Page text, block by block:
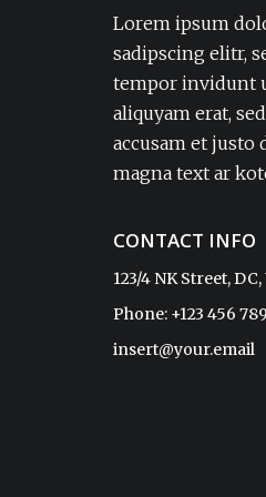
Lorem ipsum
sadipscing elitr,
tempor invidunt
aliquyam erat,
accusam et justo
magna text ar
CONTACT INFO
123/4 NK Street, DC,
Phone: +123 456
insert@your.email
dignissimos ea
expedita iure
non numquam
soluta
amet,
autem delectus
CEO,